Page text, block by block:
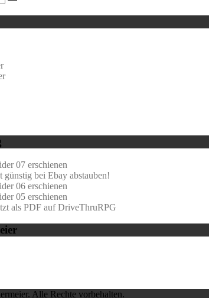
07 erschienen
bei Ebay abstauben!
06 erschienen
05 erschienen
als PDF auf DriveThruRPG
Alle Rechte vorbehalten.